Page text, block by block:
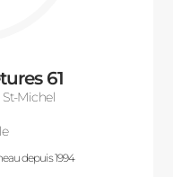
61
St-Michel
depuis 1994